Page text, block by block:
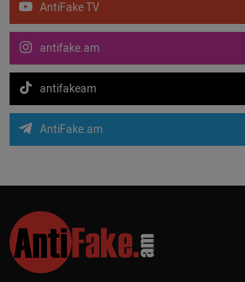
AntiFake TV
antifake.am
antifakeam
AntiFake.am